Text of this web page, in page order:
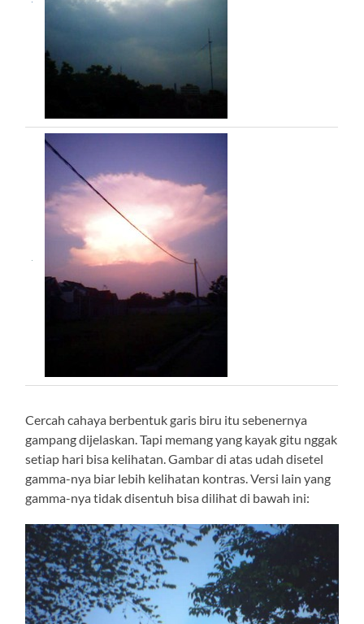
Cercah cahaya berbentuk garis biru itu sebenernya
gampang dijelaskan. Tapi memang yang kayak gitu nggak
setiap hari bisa kelihatan. Gambar di atas udah disetel
gamma-nya biar lebih kelihatan kontras. Versi lain yang
gamma-nya tidak disentuh bisa dilihat di bawah ini: